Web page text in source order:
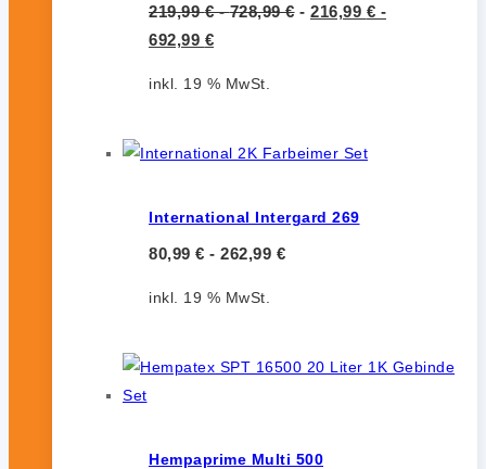
219,99€-728,99€- 216,99 € -
692,99 €
inkl. 19 % MwSt.
International Intergard 269
80,99 € - 262,99 €
inkl. 19 % MwSt.
Hempaprime Multi 500